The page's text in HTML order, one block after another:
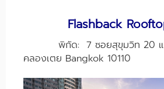
Flashback
พิกัด: 7 ซอยสุขุมวิท 20 แข
คลองเตย Bangkok 10110